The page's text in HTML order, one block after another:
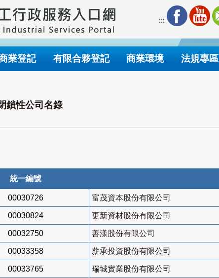
:::
業登記 有限合夥登記 商業環境 法規專區
鎖性公司名錄
統一編號
00030726 富茂資本股份有限公司
00030824 更新資材股份有限公司
00032750 善漾股份有限公司
00033358 薪承投資股份有限公司
00033765 瑞城實業股份有限公司